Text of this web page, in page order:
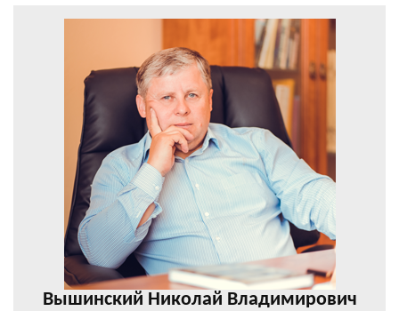
Вышинский Николай Владимирович